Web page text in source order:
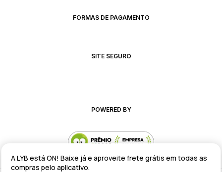
FORMAS DE PAGAMENTO
SITE SEGURO
POWERED BY
A LYB está ON! Baixe já e aproveite frete grátis em todas as
compras pelo aplicativo.